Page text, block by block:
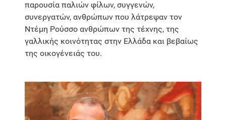
παρουσία παλιών φίλων, συγγενών,
συνεργατών, ανθρώπων που λάτρεψαν τον
Ντέμη Ρούσσο ανθρώπων της τέχνης, της
γαλλικής κοινότητας στην Ελλάδα και βεβαίως
της οικογένειάς του.